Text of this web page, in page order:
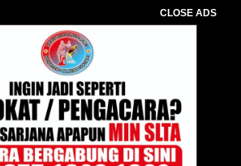
CLOSE ADS